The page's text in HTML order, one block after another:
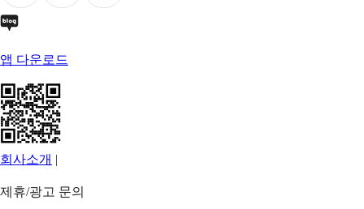
앱 다운로드
회사소개 |
제휴/광고 문의